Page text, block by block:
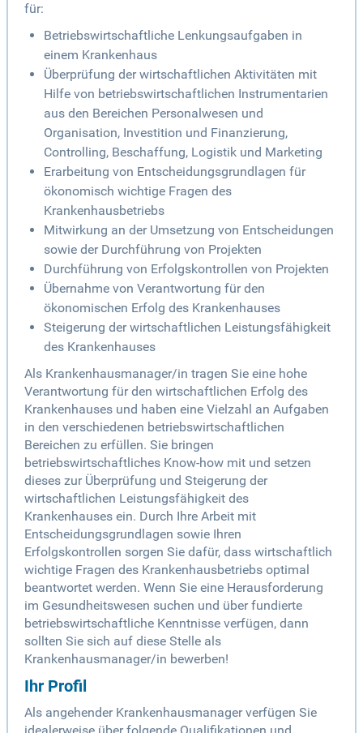
für:
Betriebswirtschaftliche Lenkungsaufgaben in
einem Krankenhaus
Überprüfung der wirtschaftlichen Aktivitäten mit
Hilfe von betriebswirtschaftlichen Instrumentarien
aus den Bereichen Personalwesen und
Organisation, Investition und Finanzierung,
Controlling, Beschaffung, Logistik und Marketing
Erarbeitung von Entscheidungsgrundlagen für
ökonomisch wichtige Fragen des
Krankenhausbetriebs
Mitwirkung an der Umsetzung von Entscheidungen
sowie der Durchführung von Projekten
Durchführung von Erfolgskontrollen von Projekten
Übernahme von Verantwortung für den
ökonomischen Erfolg des Krankenhauses
Steigerung der wirtschaftlichen Leistungsfähigkeit
des Krankenhauses
Als Krankenhausmanager/in tragen Sie eine hohe
Verantwortung für den wirtschaftlichen Erfolg des
Krankenhauses und haben eine Vielzahl an Aufgaben
in den verschiedenen betriebswirtschaftlichen
Bereichen zu erfüllen. Sie bringen
betriebswirtschaftliches Know-how mit und setzen
dieses zur Überprüfung und Steigerung der
wirtschaftlichen Leistungsfähigkeit des
Krankenhauses ein. Durch Ihre Arbeit mit
Entscheidungsgrundlagen sowie Ihren
Erfolgskontrollen sorgen Sie dafür, dass wirtschaftlich
wichtige Fragen des Krankenhausbetriebs optimal
beantwortet werden. Wenn Sie eine Herausforderung
im Gesundheitswesen suchen und über fundierte
betriebswirtschaftliche Kenntnisse verfügen, dann
sollten Sie sich auf diese Stelle als
Krankenhausmanager/in bewerben!
Ihr Profil
Als angehender Krankenhausmanager verfügen Sie